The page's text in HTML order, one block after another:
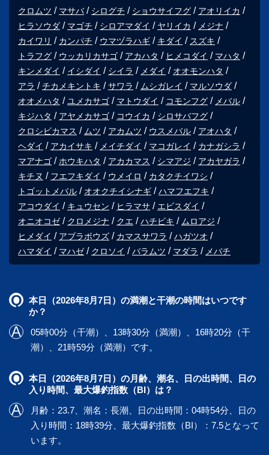
クロムツ
マサバ シログチ ショウサイフグ
アオリイカ
ヒラソウダ
マゴチ シロアマダイ ヤリイカ
メジナ
カイワリ
カンパチ ウマヅラハギ キダイ
スズキ
トラフグ
ウッカリカサゴ アカハタ ヒメコダイ
マハタ
キンメダイ
イシダイ シイラ メダイ
オオモンハタ
アラ
チカメキントキ サワラ ムシガレイ
マルソウダ
オオメハタ
ユメカサゴ マトウダイ コモンフグ
メバル
キジハタ
アヤメカサゴ コウイカ
シロサバフグ
クロシビカマス
ムツ アカムツ ウスメバル
アオハタ
ヘダイ
アカイサキ メイチダイ マコガレイ
カナガシラ
マアナゴ
ホウキハタ アカカマス シマアジ
アカヤガラ
キチヌ
フエフキダイ ウメイロ
カタクチイワシ
トゴットメバル
オオクチイシナギ
ハマフエフキ
アコウダイ
キュウセン ヒラマサ
エビスダイ
オニオコゼ
クロメジナ クエ ハチビキ
ムロアジ
ヒメダイ
アブラボウズ カマスサワラ
ハガツオ
ハマダイ
マハゼ クロソイ バラムツ マダラ メバチ
本日（2026年8月7日）の満潮と干潮の時間はいつです
か？
05時00分（干潮）、13時30分（満潮）、16時20分（干
潮）、21時59分（満潮）です。
本日（2026年8月7日）の月齢、潮名、日の出時間、日の
入り時間、最大爆釣指数（BI）は？
月齢：23.7、潮名：長潮、日の出時間：04時54分、日の
入り時間：18時39分、最大爆釣指数（BI）：7.5となって
います。